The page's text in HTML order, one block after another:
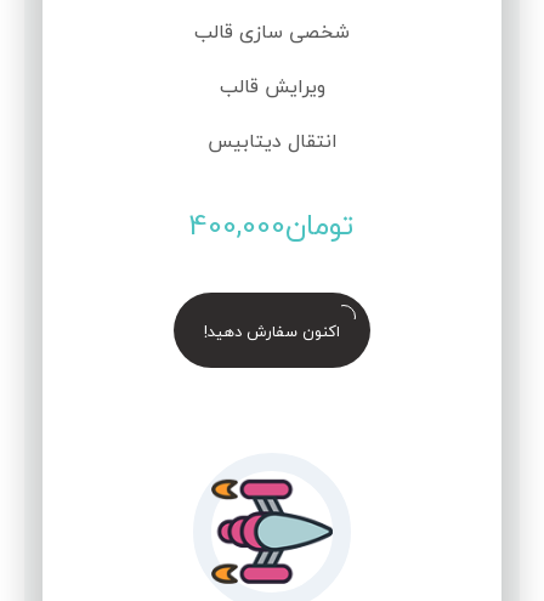
شخصی سازی قالب
ویرایش قالب
انتقال دیتابیس
تومان400,000
اکنون سفارش دهید!